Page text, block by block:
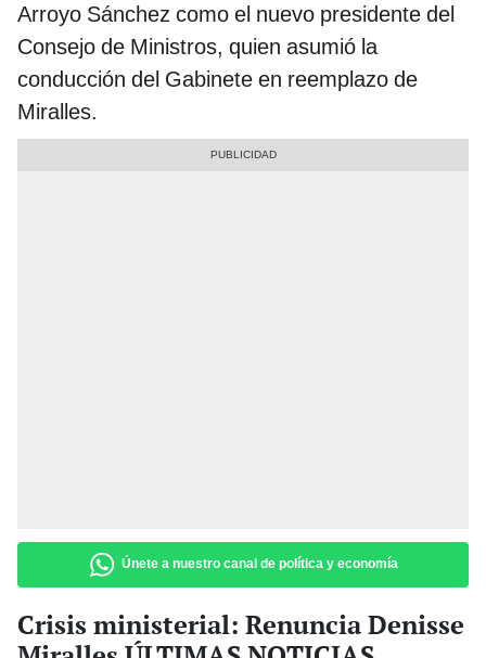
Arroyo Sánchez como el nuevo presidente del
Consejo de Ministros, quien asumió la
conducción del Gabinete en reemplazo de
Miralles.
Únete a nuestro canal de política y economía
Crisis ministerial: Renuncia Denisse